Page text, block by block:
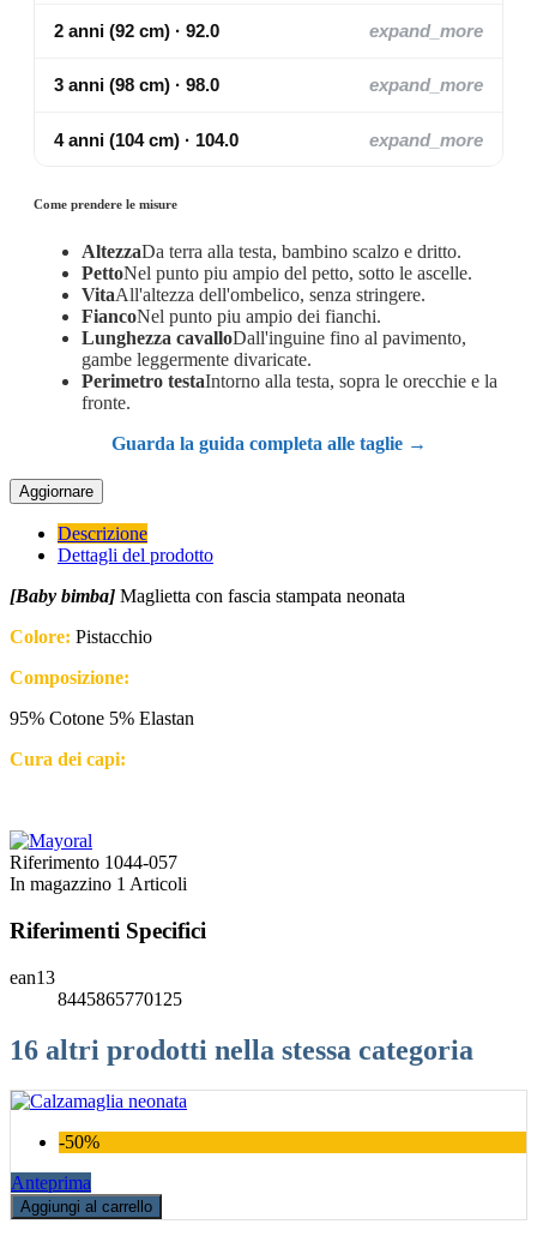
2 anni (92 cm) · 92.0 expand_more
3 anni (98 cm) · 98.0 expand_more
4 anni (104 cm) · 104.0 expand_more
Come prendere le misure
AltezzaDa terra alla testa, bambino scalzo e dritto.
PettoNel punto piu ampio del petto, sotto le ascelle.
VitaAll'altezza dell'ombelico, senza stringere.
FiancoNel punto piu ampio dei fianchi.
Lunghezza cavalloDall'inguine fino al pavimento,
gambe leggermente divaricate.
Perimetro testaIntorno alla testa, sopra le orecchie e la
fronte.
Guarda la guida completa alle taglie →
Descrizione
Dettagli del prodotto
[Baby bimba] Maglietta con fascia stampata neonata
Colore: Pistacchio
Composizione:
95% Cotone 5% Elastan
Cura dei capi:
Riferimento 1044-057
In magazzino 1 Articoli
Riferimenti Specifici
ean13
8445865770125
16 altri prodotti nella stessa categoria
-50%
Anteprima
Aggiungi al carrello